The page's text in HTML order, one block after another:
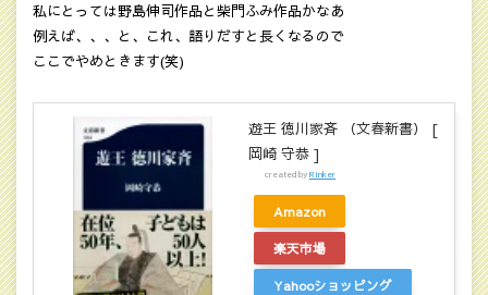
私にとっては野島伸司作品と柴門ふみ作品かなあ
例えば、、、と、これ、語りだすと長くなるので
ここでやめときます(笑)
遊王 徳川家斉 （文春新書） [
岡崎 守恭 ]
created byRinker
Amazon
楽天市場
Yahooショッピング